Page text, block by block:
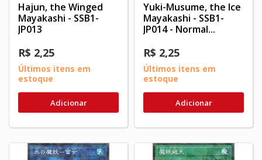
Hajun, the Winged
Mayakashi - SSB1-
JP013
R$ 2,25
Últimos itens em
estoque
Adicionar
Yuki-Musume, the Ice
Mayakashi - SSB1-
JP014 - Normal...
R$ 2,25
Últimos itens em
estoque
Adicionar